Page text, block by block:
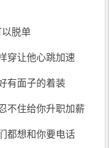
脱单
穿让他心跳加速
有面子的着装
不住给你升职加薪
都想和你要电话